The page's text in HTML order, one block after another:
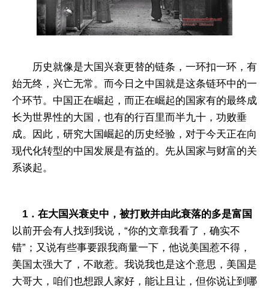
历史就像是大国兴衰更替的链条，一环扣一环，有
始无终，兴亡无常。而今日之中国就是这条链环中的一
个环节。中国正在崛起，而正在崛起的国家有的最终成
长为世界性的大国，也有的行百里而半九十，功败垂
成。因此，研究大国崛起的历史经验，对于今天正在向
现代化转型的中国发展是有益的。先从国家与财富的关
系谈起。
1．在大国兴衰史中，被打败并由此衰落的多是富国
以前开会有人找到我说，“你的文章我看了，确实不
错”；又说有些事要跟我商量一下，他说美国惹不得，
美国太强大了，不敢惹。我说我也是这个意思，美国是
大哥大，咱们也想跟人家好，能让且让，但你说让到哪